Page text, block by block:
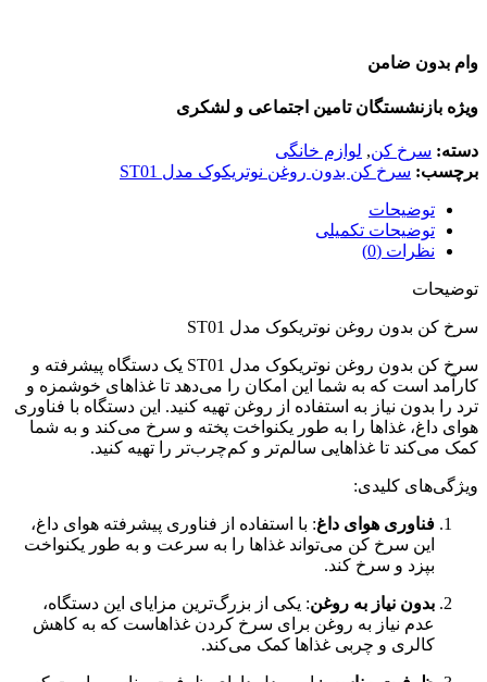
وام بدون ضامن
ویژه بازنشستگان تامین اجتماعی و لشکری
دسته: سرخ کن, لوازم خانگی
برچسب: سرخ کن بدون روغن نوتریکوک مدل ST01
توضیحات
توضیحات تکمیلی
نظرات (0)
توضیحات
سرخ کن بدون روغن نوتریکوک مدل ST01
سرخ کن بدون روغن نوتریکوک مدل ST01 یک دستگاه پیشرفته و
کارآمد است که به شما این امکان را می‌دهد تا غذاهای خوشمزه و
ترد را بدون نیاز به استفاده از روغن تهیه کنید. این دستگاه با فناوری
هوای داغ، غذاها را به طور یکنواخت پخته و سرخ می‌کند و به شما
کمک می‌کند تا غذاهایی سالم‌تر و کم‌چرب‌تر را تهیه کنید.
ویژگی‌های کلیدی:
فناوری هوای داغ: با استفاده از فناوری پیشرفته هوای داغ،
این سرخ کن می‌تواند غذاها را به سرعت و به طور یکنواخت
بپزد و سرخ کند.
بدون نیاز به روغن: یکی از بزرگ‌ترین مزایای این دستگاه،
عدم نیاز به روغن برای سرخ کردن غذاهاست که به کاهش
کالری و چربی غذاها کمک می‌کند.